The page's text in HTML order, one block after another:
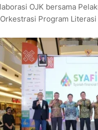
OJK bersama
Program